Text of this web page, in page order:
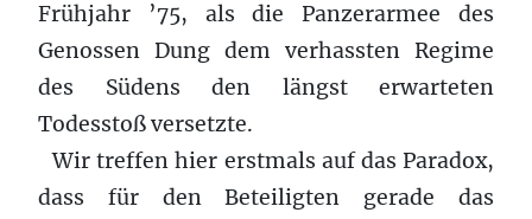
Frühjahr ’75, als die Panzerarmee des
Genossen Dung dem verhassten Regime
des Südens den längst erwarteten
Todesstoß versetzte.
Wir treffen hier erstmals auf das Paradox,
dass für den Beteiligten gerade das